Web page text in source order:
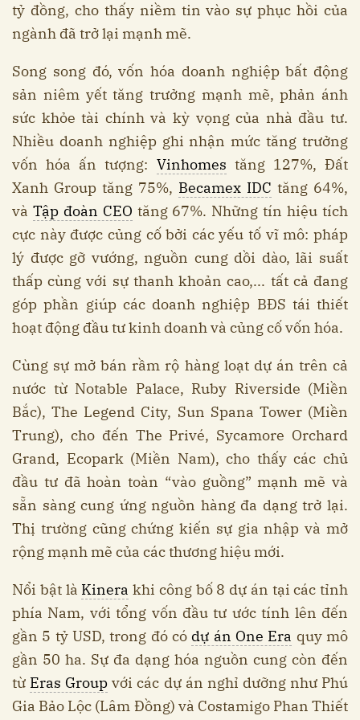
tỷ đồng, cho thấy niềm tin vào sự phục hồi của
ngành đã trở lại mạnh mẽ.
Song song đó, vốn hóa doanh nghiệp bất động
sản niêm yết tăng trưởng mạnh mẽ, phản ánh
sức khỏe tài chính và kỳ vọng của nhà đầu tư.
Nhiều doanh nghiệp ghi nhận mức tăng trưởng
vốn hóa ấn tượng: Vinhomes tăng 127%, Đất
Xanh Group tăng 75%, Becamex IDC tăng 64%,
và Tập đoàn CEO tăng 67%. Những tín hiệu tích
cực này được củng cố bởi các yếu tố vĩ mô: pháp
lý được gỡ vướng, nguồn cung dồi dào, lãi suất
thấp cùng với sự thanh khoản cao,... tất cả đang
góp phần giúp các doanh nghiệp BĐS tái thiết
hoạt động đầu tư kinh doanh và củng cố vốn hóa.
Cùng sự mở bán rầm rộ hàng loạt dự án trên cả
nước từ Notable Palace, Ruby Riverside (Miền
Bắc), The Legend City, Sun Spana Tower (Miền
Trung), cho đến The Privé, Sycamore Orchard
Grand, Ecopark (Miền Nam), cho thấy các chủ
đầu tư đã hoàn toàn “vào guồng” mạnh mẽ và
sẵn sàng cung ứng nguồn hàng đa dạng trở lại.
Thị trường cũng chứng kiến sự gia nhập và mở
rộng mạnh mẽ của các thương hiệu mới.
Nổi bật là Kinera khi công bố 8 dự án tại các tỉnh
phía Nam, với tổng vốn đầu tư ước tính lên đến
gần 5 tỷ USD, trong đó có dự án One Era quy mô
gần 50 ha. Sự đa dạng hóa nguồn cung còn đến
từ Eras Group với các dự án nghỉ dưỡng như Phú
Gia Bảo Lộc (Lâm Đồng) và Costamigo Phan Thiết